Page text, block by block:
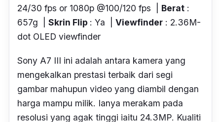
24/30 fps or 1080p @100/120 fps | Berat :
657g | Skrin Flip : Ya | Viewfinder : 2.36M-
dot OLED viewfinder
Sony A7 III ini adalah antara kamera yang
mengekalkan prestasi terbaik dari segi
gambar mahupun video yang diambil dengan
harga mampu milik. Ianya merakam pada
resolusi yang agak tinggi iaitu 24.3MP. Kualiti